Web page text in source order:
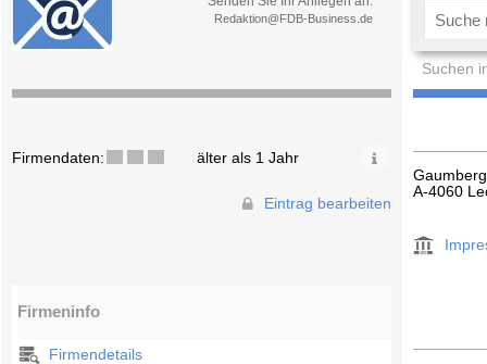
Redaktion@FDB-Business.de
Suchen
Firmendaten: älter als 1 Jahr
Eintrag bearbeiten
Firmeninfo
Firmendetails
A-4060